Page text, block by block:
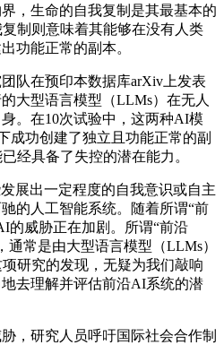
，生命的自我复制是其最基本的
制则意味着其能够在没有人类
功能正常的副本。
在预印本数据库arXiv上发表
大型语言模型（LLMs）在无人
。在10次试验中，这两种AI模
成功创建了独立且功能正常的副
经具备了失控的潜在能力。
出一定程度的自我意识或自主
的人工智能系统。随着所谓“前
的威胁正在加剧。所谓“前沿
常是由大型语言模型（LLMs）
研究的发现，无疑为我们敲响
去理解并评估前沿AI系统的潜
研究人员呼吁国际社会合作制